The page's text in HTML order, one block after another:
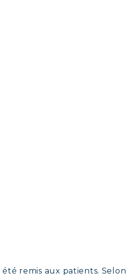
CORPS
remis aux patients. Selon